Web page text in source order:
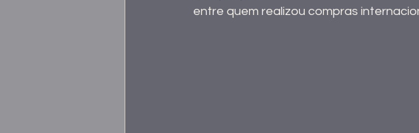
entre quem realizou compras